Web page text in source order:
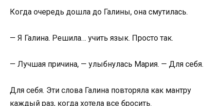
Когда очередь дошла до Галины, она смутилась.
— Я Галина. Решила… учить язык. Просто так.
— Лучшая причина, — улыбнулась Мария. — Для себя.
Для себя. Эти слова Галина повторяла как мантру
каждый раз, когда хотела все бросить.